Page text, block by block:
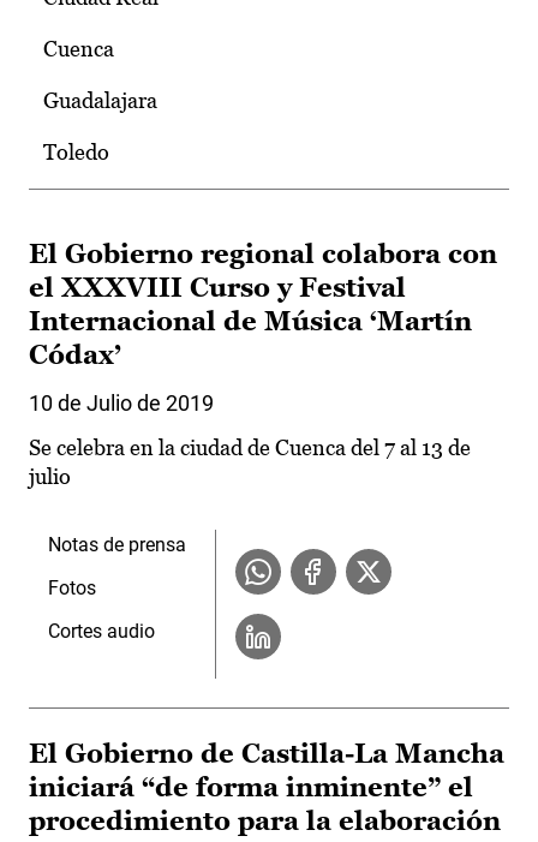
Cuenca
Guadalajara
Toledo
El Gobierno regional colabora con
el XXXVIII Curso y Festival
Internacional de Música ‘Martín
Códax’
10 de Julio de 2019
Se celebra en la ciudad de Cuenca del 7 al 13 de
julio
Notas de prensa
Fotos
Cortes audio
El Gobierno de Castilla-La Mancha
iniciará “de forma inminente” el
procedimiento para la elaboración